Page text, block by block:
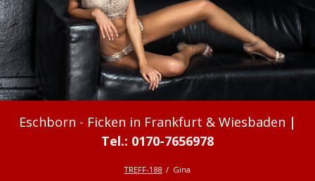
Ficken in Frankfurt & Wiesbaden
TREFF-188 Gina